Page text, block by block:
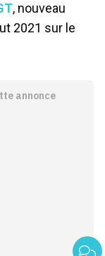
, nouveau
2021 sur le
annonce